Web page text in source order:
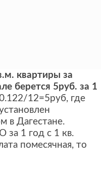
квартиры за
берется 5руб. за 1
12=5руб, где
в Дагестане.
за 1 год с 1 кв.
помесячная, то